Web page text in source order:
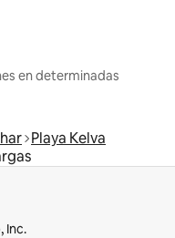
en determinadas
Playa Kelva
Inc.